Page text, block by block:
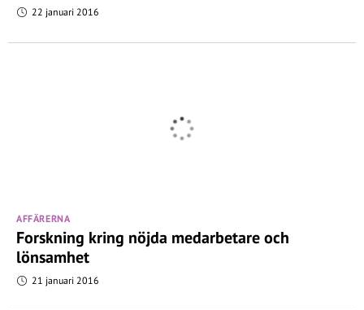
22 januari 2016
AFFÄRERNA
Forskning kring nöjda medarbetare och
lönsamhet
21 januari 2016